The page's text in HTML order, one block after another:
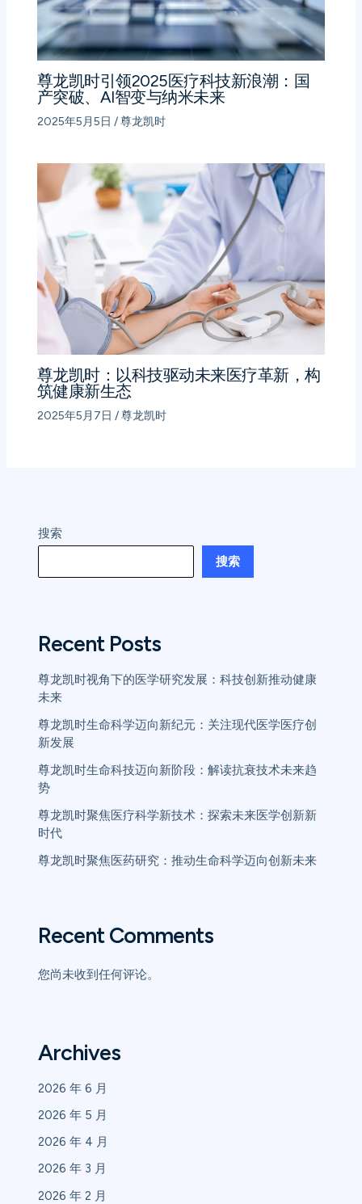
尊龙凯时引领2025医疗科技新浪潮：国
产突破、AI智变与纳米未来
2025年5月5日 /尊龙凯时
尊龙凯时：以科技驱动未来医疗革新，构
筑健康新生态
2025年5月7日 /尊龙凯时
搜索
搜索
Recent Posts
尊龙凯时视角下的医学研究发展：科技创新推动健康
未来
尊龙凯时生命科学迈向新纪元：关注现代医学医疗创
新发展
尊龙凯时生命科技迈向新阶段：解读抗衰技术未来趋
势
尊龙凯时聚焦医疗科学新技术：探索未来医学创新新
时代
尊龙凯时聚焦医药研究：推动生命科学迈向创新未来
Recent Comments
您尚未收到任何评论。
Archives
2026 年 6 月
2026 年 5 月
2026 年 4 月
2026 年 3 月
2026 年 2 月